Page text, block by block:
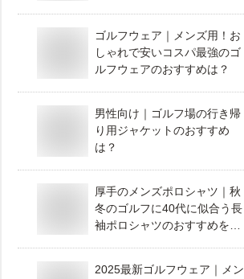
ゴルフウェア｜メンズ用！お
しゃれで安いコスパ最強のゴ
ルフウェアのおすすめは？
男性向け｜ゴルフ場の行き帰
り用ジャケットのおすすめ
は？
厚手のメンズポロシャツ｜秋
冬のゴルフに40代に似合う長
袖ポロシャツのおすすめを教
2025最新ゴルフウェア｜メン